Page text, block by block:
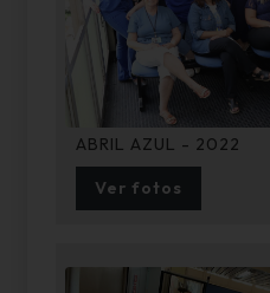
ABRIL AZUL - 2022
Ver fotos